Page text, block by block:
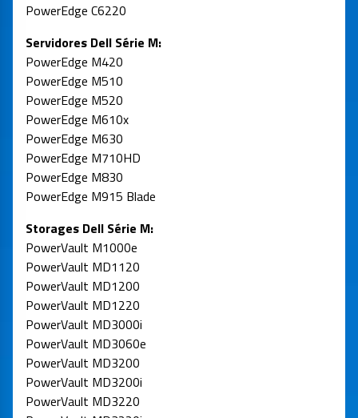
PowerEdge C6220
Servidores Dell Série M:
PowerEdge M420
PowerEdge M510
PowerEdge M520
PowerEdge M610x
PowerEdge M630
PowerEdge M710HD
PowerEdge M830
PowerEdge M915 Blade
Storages Dell Série M:
PowerVault M1000e
PowerVault MD1120
PowerVault MD1200
PowerVault MD1220
PowerVault MD3000i
PowerVault MD3060e
PowerVault MD3200
PowerVault MD3200i
PowerVault MD3220